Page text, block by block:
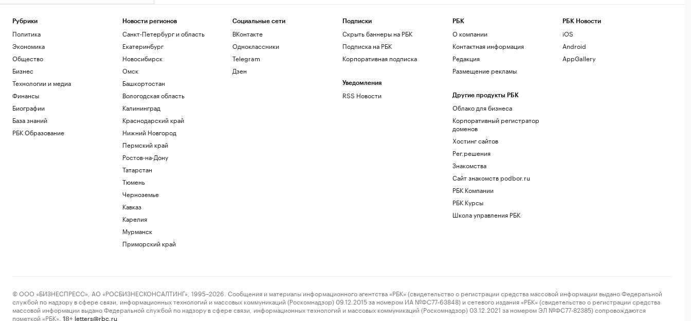
Рубрики
Политика
Экономика
Общество
Бизнес
Технологии и медиа
Финансы
Биографии
База знаний
РБК Образование
Новости регионов
Санкт-Петербург и область
Екатеринбург
Новосибирск
Омск
Башкортостан
Вологодская область
Калининград
Краснодарский край
Нижний Новгород
Пермский край
Ростов-на-Дону
Татарстан
Тюмень
Черноземье
Кавказ
Карелия
Мурманск
Приморский край
Социальные сети
ВКонтакте
Одноклассники
Telegram
Дзен
Подписки
Скрыть баннеры на РБК
Подписка на РБК
Корпоративная подписка
Уведомления
RSS Новости
РБК
О компании
Контактная информация
Редакция
Размещение рекламы
Другие продукты РБК
Облако для бизнеса
Корпоративный регистратор
доменов
Хостинг сайтов
Рег.решения
Знакомства
Сайт знакомств podbor.ru
РБК Компании
РБК Курсы
Школа управления РБК
РБК Новости
iOS
Android
AppGallery
© ООО «БИЗНЕСПРЕСС», АО «РОСБИЗНЕСКОНСАЛТИНГ», 1995–2026. Сообщения и материалы информационного агентства «РБК» (свидетельство о регистрации средства массовой информации выдано Федеральной
службой по надзору в сфере связи, информационных технологий и массовых коммуникаций (Роскомнадзор) 09.12.2015 за номером ИА №ФС77-63848) и сетевого издания «РБК» (свидетельство о регистрации средства
массовой информации выдано Федеральной службой по надзору в сфере связи, информационных технологий и массовых коммуникаций (Роскомнадзор) 03.12.2021 за номером ЭЛ №ФС77-82385) сопровождаются
пометкой «РБК».
18+ letters@rbc.ru